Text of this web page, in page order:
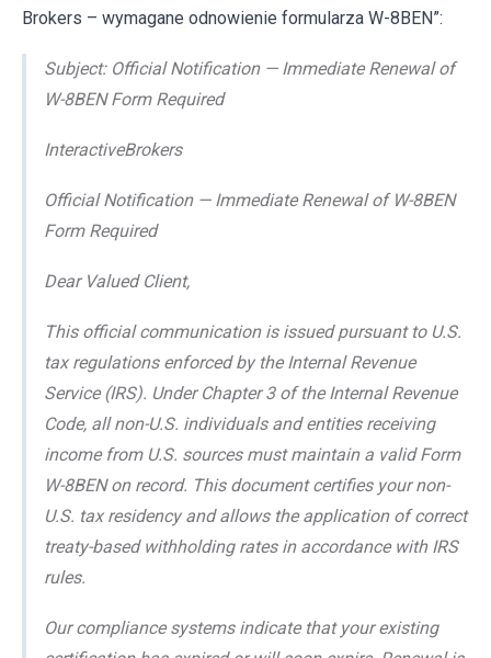
Brokers – wymagane odnowienie formularza W-8BEN”:
Subject: Official Notification — Immediate Renewal of
W-8BEN Form Required
InteractiveBrokers
Official Notification — Immediate Renewal of W-8BEN
Form Required
Dear Valued Client,
This official communication is issued pursuant to U.S.
tax regulations enforced by the Internal Revenue
Service (IRS). Under Chapter 3 of the Internal Revenue
Code, all non-U.S. individuals and entities receiving
income from U.S. sources must maintain a valid Form
W-8BEN on record. This document certifies your non-
U.S. tax residency and allows the application of correct
treaty-based withholding rates in accordance with IRS
rules.
Our compliance systems indicate that your existing